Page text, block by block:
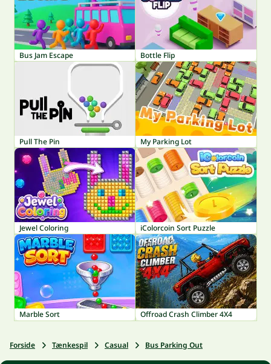
Bus Jam Escape Bottle Flip
Pull The Pin My Parking Lot
Jewel Coloring iColorcoin Sort Puzzle
Marble Sort Offroad Crash Climber 4X4
Forside Tænkespil Casual Bus Parking Out